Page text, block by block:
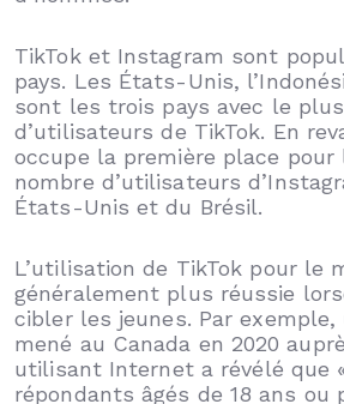
TikTok et Instagram sont
pays. Les États-Unis,
sont les trois pays avec le
d’utilisateurs de TikTok. En
occupe la première place pour
nombre d’utilisateurs
États-Unis et du Brésil.
L’utilisation de TikTok pour le
généralement plus réussie
cibler les jeunes. Par exemple,
mené au Canada en 2020
utilisant Internet a révélé que
répondants âgés de 18 ans